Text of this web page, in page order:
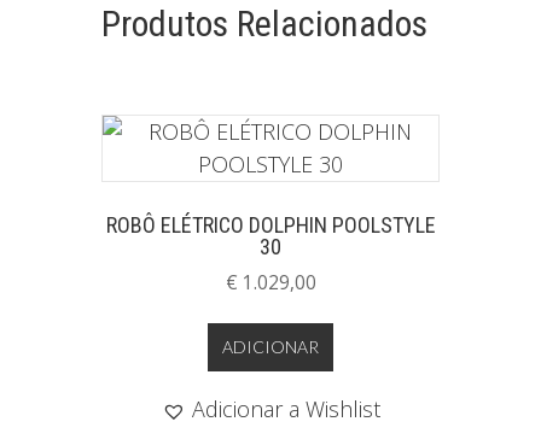
Produtos Relacionados
ROBÔ ELÉTRICO DOLPHIN POOLSTYLE
30
€ 1.029,00
ADICIONAR
Adicionar a Wishlist